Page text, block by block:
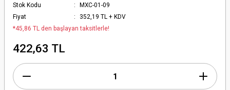
Stok Kodu
MXC-01-09
Fiyat
352,19 TL + KDV
*45,86 TL den başlayan taksitlerle!
422,63 TL